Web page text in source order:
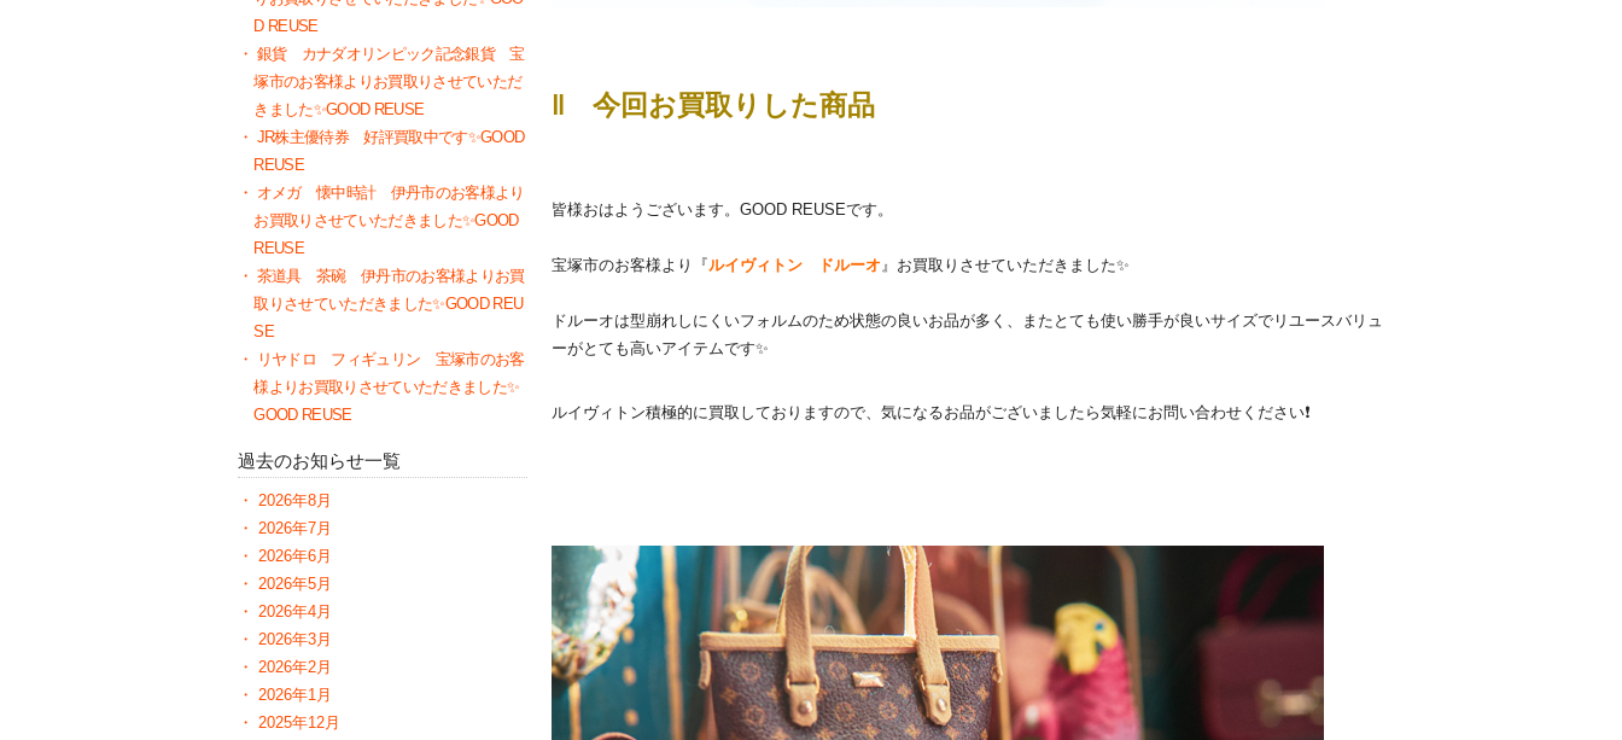
‖ 今回お買取りした商品
皆様おはようございます。GOOD REUSEです。
宝塚市のお客様より『ルイヴィトン ドルーオ 』お買取りさせていただきました✨
ドルーオは型崩れしにくいフォルムのため状態の良いお品が多く、またとても使い勝手が良いサイズでリユースバリュ
ーがとても高いアイテムです✨
ルイヴィトン積極的に買取しておりますので、気になるお品がございましたら気軽にお問い合わせください❗
D REUSE
銀貨 カナダオリンピック記念銀貨 宝
塚市のお客様よりお買取りさせていただ
きました✨GOOD REUSE
JR株主優待券 好評買取中です✨GOOD
REUSE
オメガ 懐中時計 伊丹市のお客様より
お買取りさせていただきました✨GOOD
REUSE
茶道具 茶碗 伊丹市のお客様よりお買
取りさせていただきました✨GOOD REU
SE
リヤドロ フィギュリン 宝塚市のお客
様よりお買取りさせていただきました✨
GOOD REUSE
過去のお知らせ一覧
2026年8月
2026年7月
2026年6月
2026年5月
2026年4月
2026年3月
2026年2月
2026年1月
2025年12月